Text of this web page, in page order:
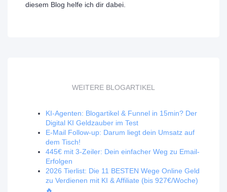
diesem Blog helfe ich dir dabei.
WEITERE BLOGARTIKEL
KI-Agenten: Blogartikel & Funnel in 15min? Der
Digital KI Geldzauber im Test
E-Mail Follow-up: Darum liegt dein Umsatz auf
dem Tisch!
445€ mit 3-Zeiler: Dein einfacher Weg zu Email-
Erfolgen
2026 Tierlist: Die 11 BESTEN Wege Online Geld
zu Verdienen mit KI & Affiliate (bis 927€/Woche)
🔥